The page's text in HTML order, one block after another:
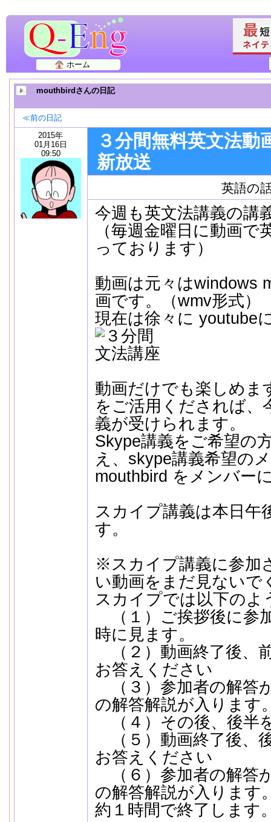
ホーム
mouthbirdさんの日記
≪前の日記
2015年
01月16日
09:50
３分間無料英文法動
新放送
英語の
今週も英文法講義の講
（毎週金曜日に動画で
っております）
動画は元々はwindows
画です。（wmv形式）
現在は徐々に youtube
動画だけでも楽しめま
をご活用くだされば、
義が受けられます。
Skype講義をご希望の
え、skype講義希望の
mouthbird をメンバー
スカイプ講義は本日午
す。
※スカイプ講義に参加
い動画をまだ見ないで
スカイプでは以下のよ
（１）ご挨拶後に参
時に見ます。
（２）動画終了後、
お答えください
（３）参加者の解答
の解答解説が入ります
（４）その後、後半
（５）動画終了後、
お答えください
（６）参加者の解答
の解答解説が入ります
約１時間で終了します